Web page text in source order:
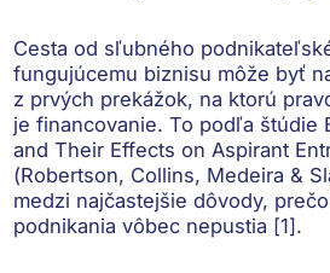
Cesta od sľubného
fungujúcemu biznisu môže byť
z prvých prekážok, na ktorú
jefinancovanie. To podľa štúdie
and Their Effects on Aspirant
(Robertson, Collins, Medeira &
medzi najčastejšie dôvody,
podnikania vôbec nepustia [1].